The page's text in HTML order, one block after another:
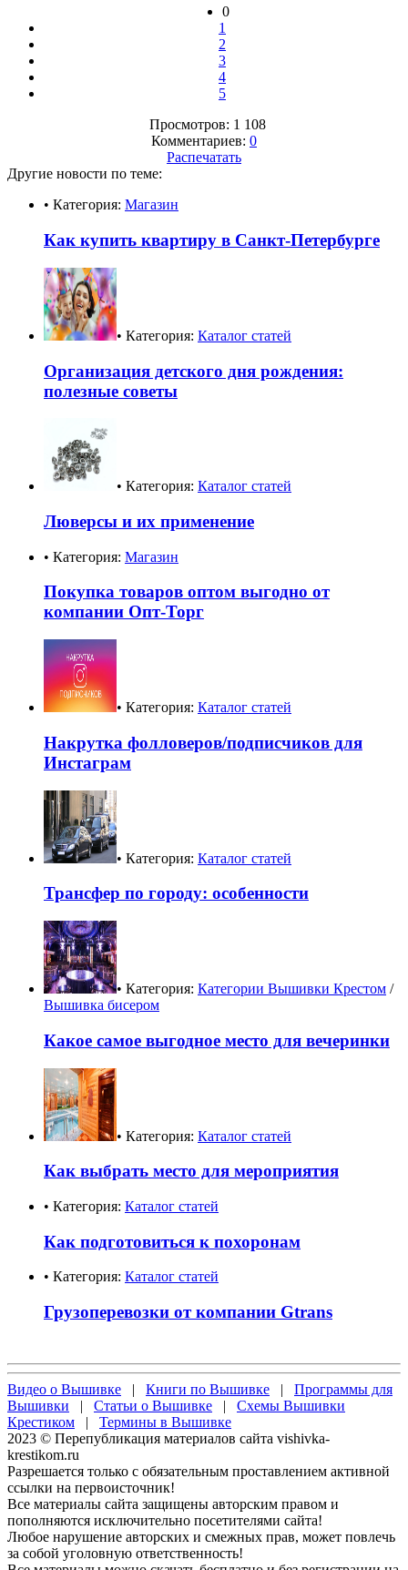
0
1
2
3
4
5
Просмотров: 1 108
Комментариев: 0
Распечатать
Другие новости по теме:
• Категория: Магазин
Как купить квартиру в Санкт-Петербурге
• Категория: Каталог статей
Организация детского дня рождения:
полезные советы
• Категория: Каталог статей
Люверсы и их применение
• Категория: Магазин
Покупка товаров оптом выгодно от
компании Опт-Торг
• Категория: Каталог статей
Накрутка фолловеров/подписчиков для
Инстаграм
• Категория: Каталог статей
Трансфер по городу: особенности
• Категория: Категории Вышивки Крестом /
Вышивка бисером
Какое самое выгодное место для вечеринки
• Категория: Каталог статей
Как выбрать место для мероприятия
• Категория: Каталог статей
Как подготовиться к похоронам
• Категория: Каталог статей
Грузоперевозки от компании Gtrans
Видео о Вышивке | Книги по Вышивке | Программы для
Вышивки | Статьи о Вышивке | Схемы Вышивки
Крестиком | Термины в Вышивке
2023 © Перепубликация материалов сайта vishivka-
krestikom.ru
Разрешается только с обязательным проставлением активной
ссылки на первоисточник!
Все материалы сайта защищены авторским правом и
пополняются исключительно посетителями сайта!
Любое нарушение авторских и смежных прав, может повлечь
за собой уголовную ответственность!